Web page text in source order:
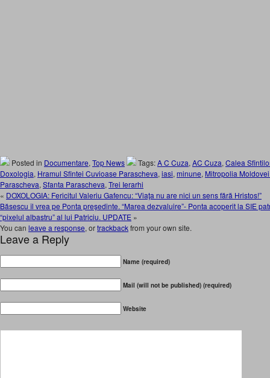
Posted in Documentare, Top News Tags:A C Cuza, AC Cuza, Calea
Doxologia, Hramul Sfintei Cuvioase Parascheva, iasi, minune, Mitropolia
Parascheva, Sfanta Parascheva, Trei Ierarhi
« DOXOLOGIA: Fericitul Valeriu Gafencu: “Viaţa nu are nici un sens fără Hristos!”
Băsescu îl vrea pe Ponta preşedinte. “Marea dezvaluire”- Ponta acoperit la SIE
“pixelul albastru” al lui Patriciu. UPDATE »
You can leave a response, ortrackbackfrom your own site.
Leave a Reply
Name (required)
Mail (will not be published) (required)
Website